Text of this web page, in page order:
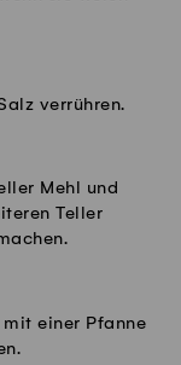
verrühren.
Mehl und
Teller
einer Pfanne